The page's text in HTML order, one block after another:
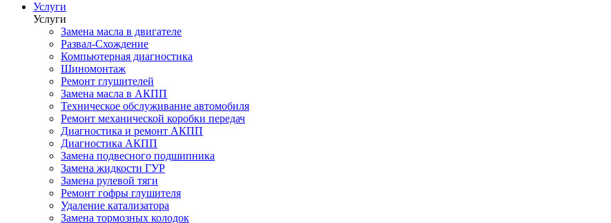
Услуги
Услуги
Замена масла в двигателе
Развал-Схождение
Компьютерная диагностика
Шиномонтаж
Ремонт глушителей
Замена масла в АКПП
Техническое обслуживание автомобиля
Ремонт механической коробки передач
Диагностика и ремонт АКПП
Диагностика АКПП
Замена подвесного подшипника
Замена жидкости ГУР
Замена рулевой тяги
Ремонт гофры глушителя
Удаление катализатора
Замена тормозных колодок